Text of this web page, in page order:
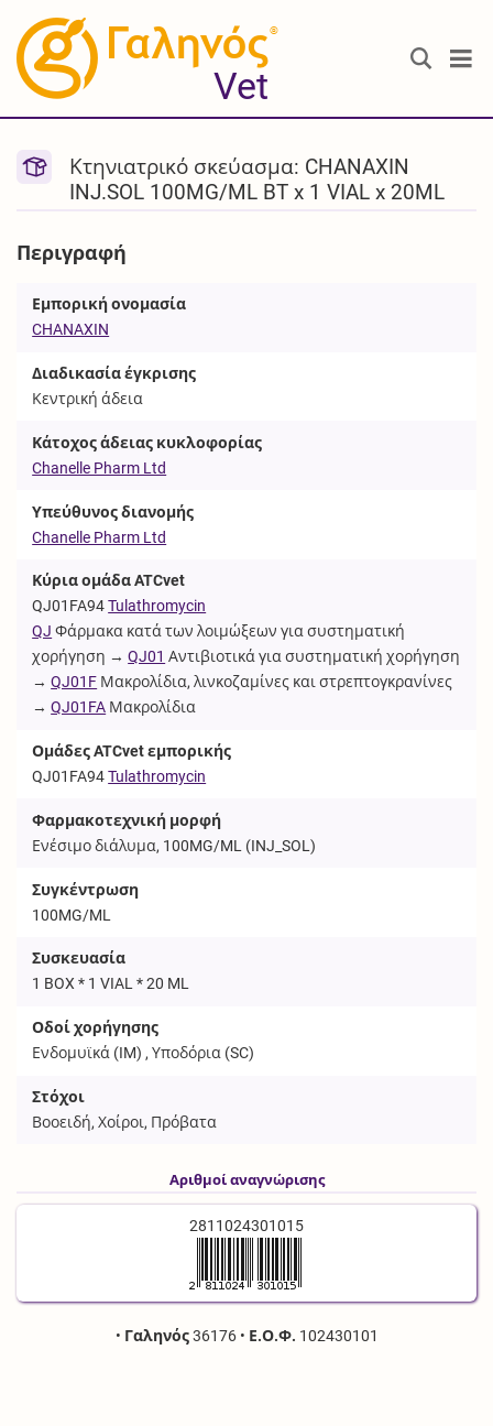
®
Vet
Κτηνιατρικό σκεύασμα: CHANAXIN
INJ.SOL 100MG/ML BT x 1 VIAL x 20ML
Περιγραφή
Εμπορική ονομασία
CHANAXIN
Διαδικασία έγκρισης
Κεντρική άδεια
Κάτοχος άδειας κυκλοφορίας
Chanelle Pharm Ltd
Υπεύθυνος διανομής
Chanelle Pharm Ltd
Κύρια ομάδα ATCvet
QJ01FA94Tulathromycin
QJ Φάρμακα κατά των λοιμώξεων για συστηματική
χορήγηση →QJ01 Αντιβιοτικά για συστηματική χορήγηση
→QJ01F Μακρολίδια, λινκοζαμίνες και στρεπτογκρανίνες
→QJ01FA Μακρολίδια
Ομάδες ATCvet εμπορικής
QJ01FA94Tulathromycin
Φαρμακοτεχνική μορφή
Ενέσιμο διάλυμα, 100MG/ML (INJ_SOL)
Συγκέντρωση
100MG/ML
Συσκευασία
1 BOX * 1 VIAL * 20 ML
Οδοί χορήγησης
Ενδομυϊκά (IM) , Υποδόρια (SC)
Στόχοι
Βοοειδή, Χοίροι, Πρόβατα
Αριθμοί αναγνώρισης
2811024301015
• Γαληνός36176 • Ε.Ο.Φ. 102430101